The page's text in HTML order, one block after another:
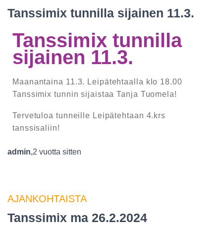
Tanssimix tunnilla sijainen 11.3.
Tanssimix tunnilla
sijainen 11.3.
Maanantaina 11.3. Leipätehtaalla klo 18.00
Tanssimix tunnin sijaistaa Tanja Tuomela!
Tervetuloa tunneille Leipätehtaan 4.krs
tanssisaliin!
admin,2 vuotta sitten
AJANKOHTAISTA
Tanssimix ma 26.2.2024